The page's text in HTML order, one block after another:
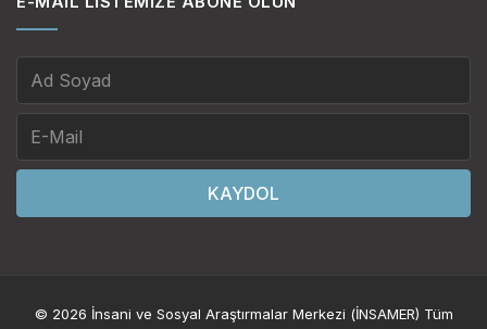
KAYDOL
© 2026 İnsani ve Sosyal Araştırmalar Merkezi (İNSAMER) Tüm